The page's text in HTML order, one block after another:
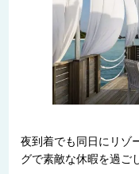
夜到着でも同日にリゾ
グで素敵な休暇を過ご